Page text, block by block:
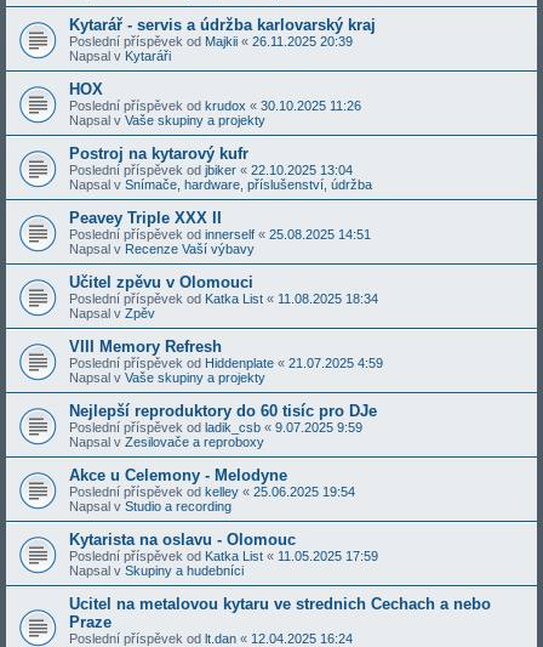
Kytarář - servis a údržba karlovarský kraj
Poslední příspěvek od Majkii « 26.11.2025 20:39
Napsal v Kytaráři
HOX
Poslední příspěvek od krudox « 30.10.2025 11:26
Napsal v Vaše skupiny a projekty
Postroj na kytarový kufr
Poslední příspěvek od jbiker « 22.10.2025 13:04
Napsal v Snímače, hardware, příslušenství, údržba
Peavey Triple XXX II
Poslední příspěvek od innerself « 25.08.2025 14:51
Napsal v Recenze Vaší výbavy
Učitel zpěvu v Olomouci
Poslední příspěvek od Katka List « 11.08.2025 18:34
Napsal v Zpěv
VIII Memory Refresh
Poslední příspěvek od Hiddenplate « 21.07.2025 4:59
Napsal v Vaše skupiny a projekty
Nejlepší reproduktory do 60 tisíc pro DJe
Poslední příspěvek od ladik_csb « 9.07.2025 9:59
Napsal v Zesilovače a reproboxy
Akce u Celemony - Melodyne
Poslední příspěvek od kelley « 25.06.2025 19:54
Napsal v Studio a recording
Kytarista na oslavu - Olomouc
Poslední příspěvek od Katka List « 11.05.2025 17:59
Napsal v Skupiny a hudebníci
Ucitel na metalovou kytaru ve strednich Cechach a nebo
Praze
Poslední příspěvek od lt.dan « 12.04.2025 16:24